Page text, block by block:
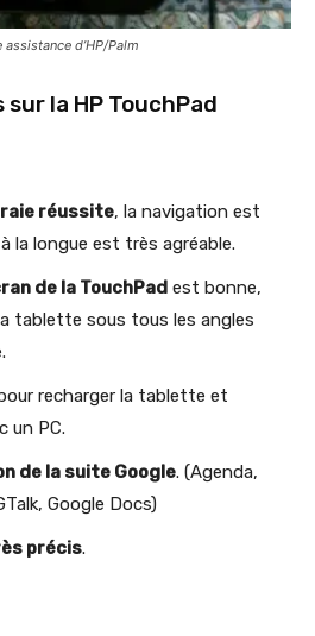
d’HP/Palm
la HP TouchPad
réussite, la navigation est
la longue est très agréable.
de la TouchPad est bonne,
tablette sous tous les angles
recharger la tablette et
un PC.
de la suite Google. (Agenda,
Google Docs)
précis.